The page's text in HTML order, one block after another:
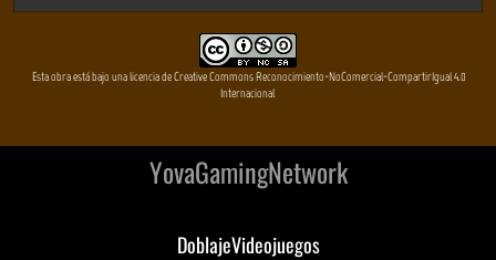
Esta obra está bajo una licencia de Creative Commons Reconocimiento-NoComercial-CompartirIgual 4.0
Internacional
YovaGamingNetwork
DoblajeVideojuegos